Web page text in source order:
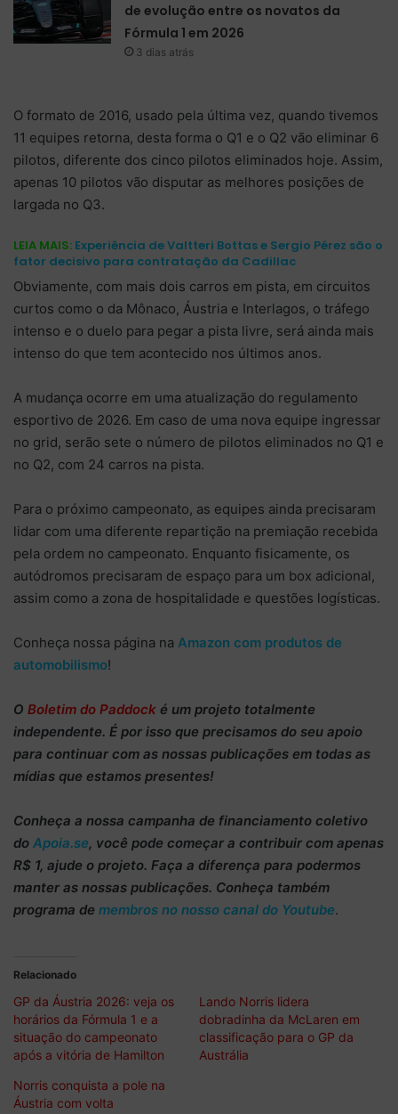
de evolução entre os novatos da
Fórmula 1 em 2026
3 dias atrás
O formato de 2016, usado pela última vez, quando tivemos
11 equipes retorna, desta forma o Q1 e o Q2 vão eliminar 6
pilotos, diferente dos cinco pilotos eliminados hoje. Assim,
apenas 10 pilotos vão disputar as melhores posições de
largada no Q3.
LEIA MAIS: Experiência de Valtteri Bottas e Sergio Pérez são o
fator decisivo para contratação da Cadillac
Obviamente, com mais dois carros em pista, em circuitos
curtos como o da Mônaco, Áustria e Interlagos, o tráfego
intenso e o duelo para pegar a pista livre, será ainda mais
intenso do que tem acontecido nos últimos anos.
A mudança ocorre em uma atualização do regulamento
esportivo de 2026. Em caso de uma nova equipe ingressar
no grid, serão sete o número de pilotos eliminados no Q1 e
no Q2, com 24 carros na pista.
Para o próximo campeonato, as equipes ainda precisaram
lidar com uma diferente repartição na premiação recebida
pela ordem no campeonato. Enquanto fisicamente, os
autódromos precisaram de espaço para um box adicional,
assim como a zona de hospitalidade e questões logísticas.
Conheça nossa página na Amazon com produtos de
automobilismo!
O Boletim do Paddock é um projeto totalmente
independente. É por isso que precisamos do seu apoio
para continuar com as nossas publicações em todas as
mídias que estamos presentes!
Conheça a nossa campanha de financiamento coletivo
do Apoia.se, você pode começar a contribuir com apenas
R$ 1, ajude o projeto. Faça a diferença para podermos
manter as nossas publicações. Conheça também
programa de membros no nosso canal do Youtube.
Relacionado
GP da Áustria 2026: veja os
horários da Fórmula 1 e a
situação do campeonato
após a vitória de Hamilton
Lando Norris lidera
dobradinha da McLaren em
classificação para o GP da
Austrália
Norris conquista a pole na
Áustria com volta